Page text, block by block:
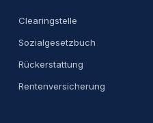
Clearingstelle
Sozialgesetzbuch
Rückerstattung
Rentenversicherung